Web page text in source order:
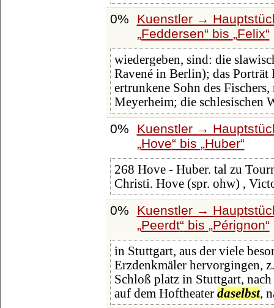
0%
Kuenstler →
Feddersen bis Felix
wiedergeben, sind: die
Ravené in Berlin); das Porträt
ertrunkene Sohn des
Meyerheim; die schlesischen
0%
Kuenstler →
Hove bis Huber
268 Hove - Huber. tal zu
Christi. Hove (spr. ohw) ,
0%
Kuenstler →
Peerdt bis Pérignon
in Stuttgart, aus der viele
Erzdenkmäler hervorgingen,
Schloß platz in Stuttgart,
auf dem Hoftheater daselbst,